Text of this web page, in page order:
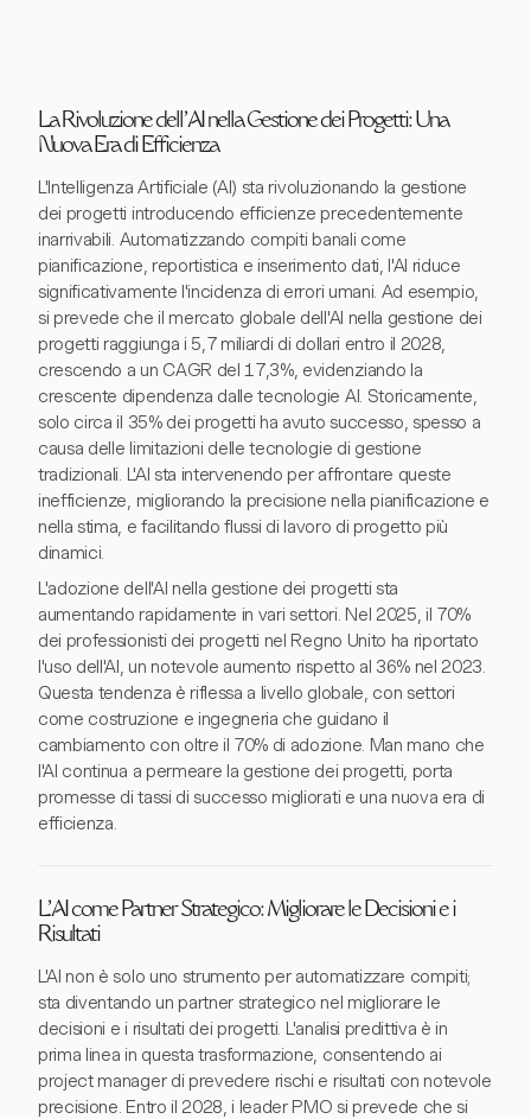
La Rivoluzione dell'AI nella Gestione dei Progetti: Una
Nuova Era di Efficienza
L'Intelligenza Artificiale (AI) sta rivoluzionando la gestione
dei progetti introducendo efficienze precedentemente
inarrivabili. Automatizzando compiti banali come
pianificazione, reportistica e inserimento dati, l'AI riduce
significativamente l'incidenza di errori umani. Ad esempio,
si prevede che il mercato globale dell'AI nella gestione dei
progetti raggiunga i 5,7 miliardi di dollari entro il 2028,
crescendo a un CAGR del 17,3%, evidenziando la
crescente dipendenza dalle tecnologie AI. Storicamente,
solo circa il 35% dei progetti ha avuto successo, spesso a
causa delle limitazioni delle tecnologie di gestione
tradizionali. L'AI sta intervenendo per affrontare queste
inefficienze, migliorando la precisione nella pianificazione e
nella stima, e facilitando flussi di lavoro di progetto più
dinamici.
L'adozione dell'AI nella gestione dei progetti sta
aumentando rapidamente in vari settori. Nel 2025, il 70%
dei professionisti dei progetti nel Regno Unito ha riportato
l'uso dell'AI, un notevole aumento rispetto al 36% nel 2023.
Questa tendenza è riflessa a livello globale, con settori
come costruzione e ingegneria che guidano il
cambiamento con oltre il 70% di adozione. Man mano che
l'AI continua a permeare la gestione dei progetti, porta
promesse di tassi di successo migliorati e una nuova era di
efficienza.
L'AI come Partner Strategico: Migliorare le Decisioni e i
Risultati
L'AI non è solo uno strumento per automatizzare compiti;
sta diventando un partner strategico nel migliorare le
decisioni e i risultati dei progetti. L'analisi predittiva è in
prima linea in questa trasformazione, consentendo ai
project manager di prevedere rischi e risultati con notevole
precisione. Entro il 2028, i leader PMO si prevede che si